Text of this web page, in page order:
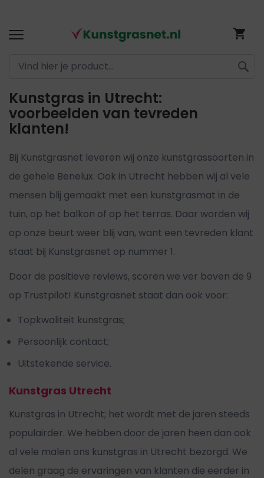
Kunstgras in Utrecht:
voorbeelden van tevreden
klanten!
Bij Kunstgrasnet leveren wij onze kunstgrassoorten in
de gehele Benelux. Ook in Utrecht hebben wij al vele
mensen blij gemaakt met een kunstgrasmat in de
tuin, op het balkon of op het terras. Daar worden wij
op onze beurt weer blij van, want een tevreden klant
staat bij Kunstgrasnet op nummer 1.
Door de positieve reviews, scoren we ver boven de 9
op Trustpilot! Kunstgrasnet staat dan ook voor:
Topkwaliteit kunstgras;
Persoonlijk contact;
Uitstekende service.
Kunstgras Utrecht
Kunstgras in Utrecht; het wordt met de jaren steeds
populairder. We hebben door de jaren heen dan ook
al vele malen ons kunstgras in Utrecht bezorgd. We
delen graag de ervaringen van klanten die eerder in